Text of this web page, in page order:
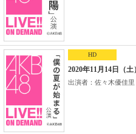
HD
2020年11月14日（
出演者：佐々木優佳里